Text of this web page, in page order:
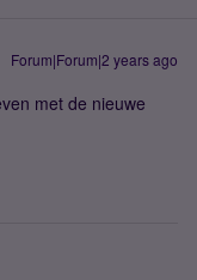
Forum|Forum|2 years ago
met de nieuwe